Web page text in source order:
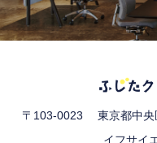
〒103-0023 東京都中央
イフサイ